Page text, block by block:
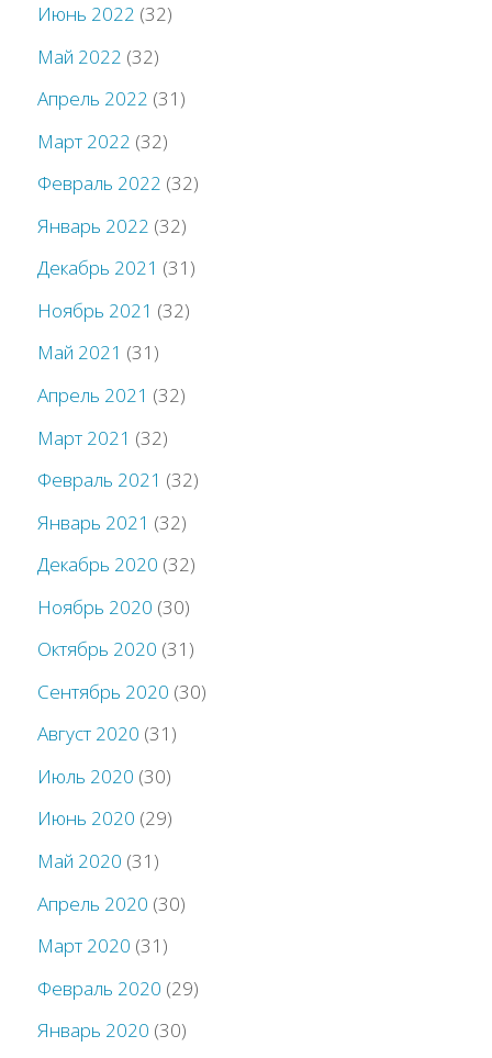
Июнь 2022 (32)
Май 2022 (32)
Апрель 2022 (31)
Март 2022 (32)
Февраль 2022 (32)
Январь 2022 (32)
Декабрь 2021 (31)
Ноябрь 2021 (32)
Май 2021 (31)
Апрель 2021 (32)
Март 2021 (32)
Февраль 2021 (32)
Январь 2021 (32)
Декабрь 2020 (32)
Ноябрь 2020 (30)
Октябрь 2020 (31)
Сентябрь 2020 (30)
Август 2020 (31)
Июль 2020 (30)
Июнь 2020 (29)
Май 2020 (31)
Апрель 2020 (30)
Март 2020 (31)
Февраль 2020 (29)
Январь 2020 (30)